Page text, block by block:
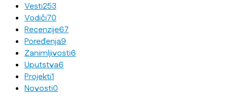
Vesti253
Vodiči70
Recenzije67
Poređenja9
Zanimljivosti6
Uputstva6
Projekti1
Novosti0